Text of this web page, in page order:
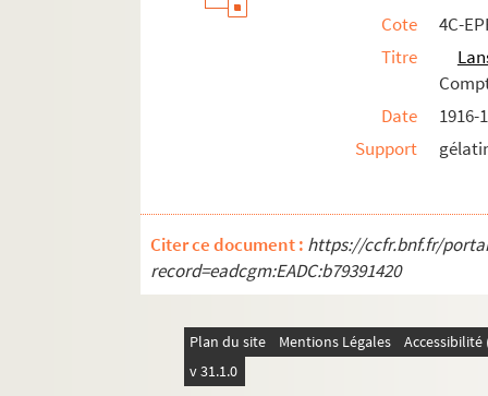
Cote
4C-
Titre
Date
1916-
Support
Citer ce document : https://ccfr.bnf.fr/
record=eadcgm:EADC:b79391420
Plan du site Mentions Légales
v 31.1.0